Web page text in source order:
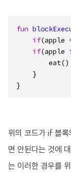
fun
if(apple
if(apple
        eat()
    }
}
위의 코드가 if 블
면 안된다는 것에
는 이러한 경우를